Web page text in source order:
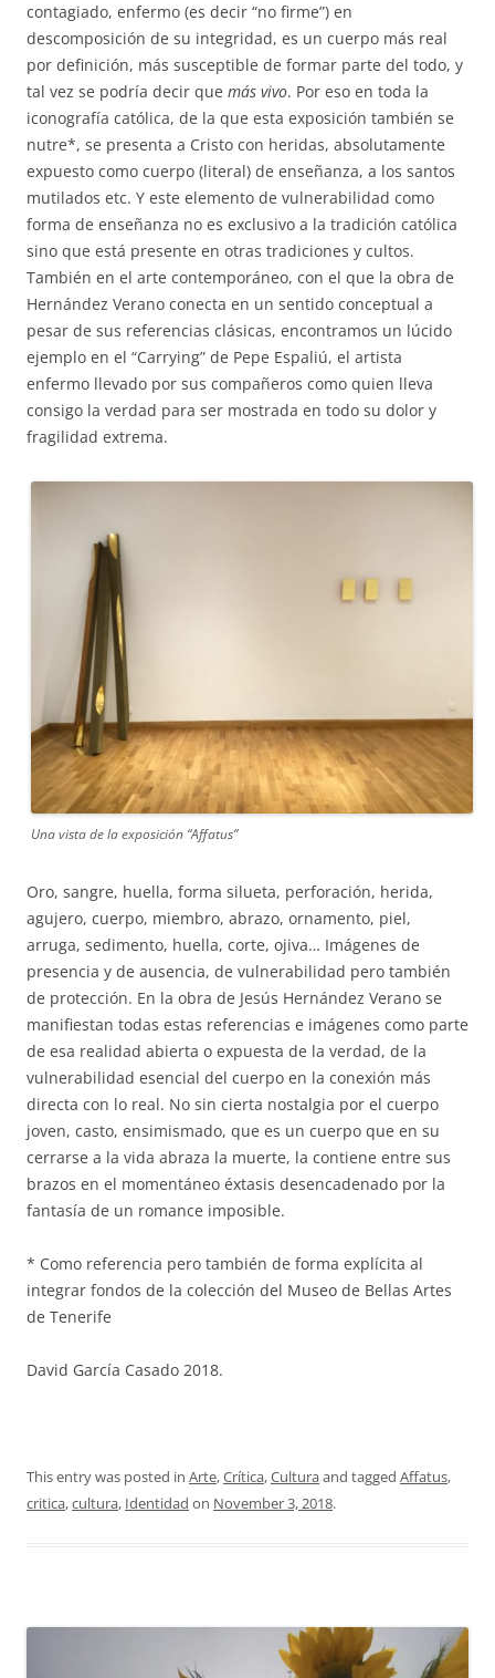
contagiado, enfermo (es decir “no firme”) en
descomposición de su integridad, es un cuerpo más real
por definición, más susceptible de formar parte del todo, y
tal vez se podría decir que más vivo. Por eso en toda la
iconografía católica, de la que esta exposición también se
nutre*, se presenta a Cristo con heridas, absolutamente
expuesto como cuerpo (literal) de enseñanza, a los santos
mutilados etc. Y este elemento de vulnerabilidad como
forma de enseñanza no es exclusivo a la tradición católica
sino que está presente en otras tradiciones y cultos.
También en el arte contemporáneo, con el que la obra de
Hernández Verano conecta en un sentido conceptual a
pesar de sus referencias clásicas, encontramos un lúcido
ejemplo en el “Carrying” de Pepe Espaliú, el artista
enfermo llevado por sus compañeros como quien lleva
consigo la verdad para ser mostrada en todo su dolor y
fragilidad extrema.
Una vista de la exposición “Affatus”
Oro, sangre, huella, forma silueta, perforación, herida,
agujero, cuerpo, miembro, abrazo, ornamento, piel,
arruga, sedimento, huella, corte, ojiva… Imágenes de
presencia y de ausencia, de vulnerabilidad pero también
de protección. En la obra de Jesús Hernández Verano se
manifiestan todas estas referencias e imágenes como parte
de esa realidad abierta o expuesta de la verdad, de la
vulnerabilidad esencial del cuerpo en la conexión más
directa con lo real. No sin cierta nostalgia por el cuerpo
joven, casto, ensimismado, que es un cuerpo que en su
cerrarse a la vida abraza la muerte, la contiene entre sus
brazos en el momentáneo éxtasis desencadenado por la
fantasía de un romance imposible.
* Como referencia pero también de forma explícita al
integrar fondos de la colección del Museo de Bellas Artes
de Tenerife
David García Casado 2018.
This entry was posted in Arte,Crítica,Culturaand tagged Affatus,
critica,cultura, Identidad on November 3, 2018.